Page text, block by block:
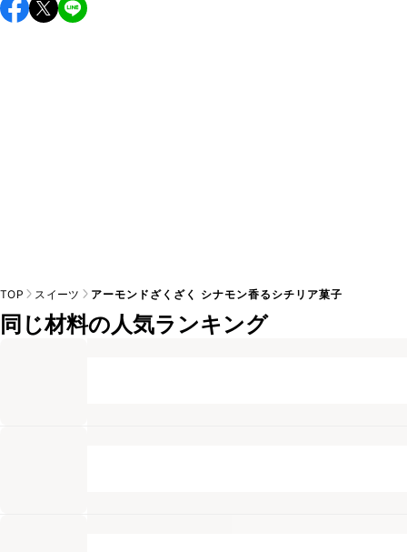
し上がりください。
TOP スイーツ アーモンドざくざく シナモン香るシチリア菓子
同じ材料の人気ランキング